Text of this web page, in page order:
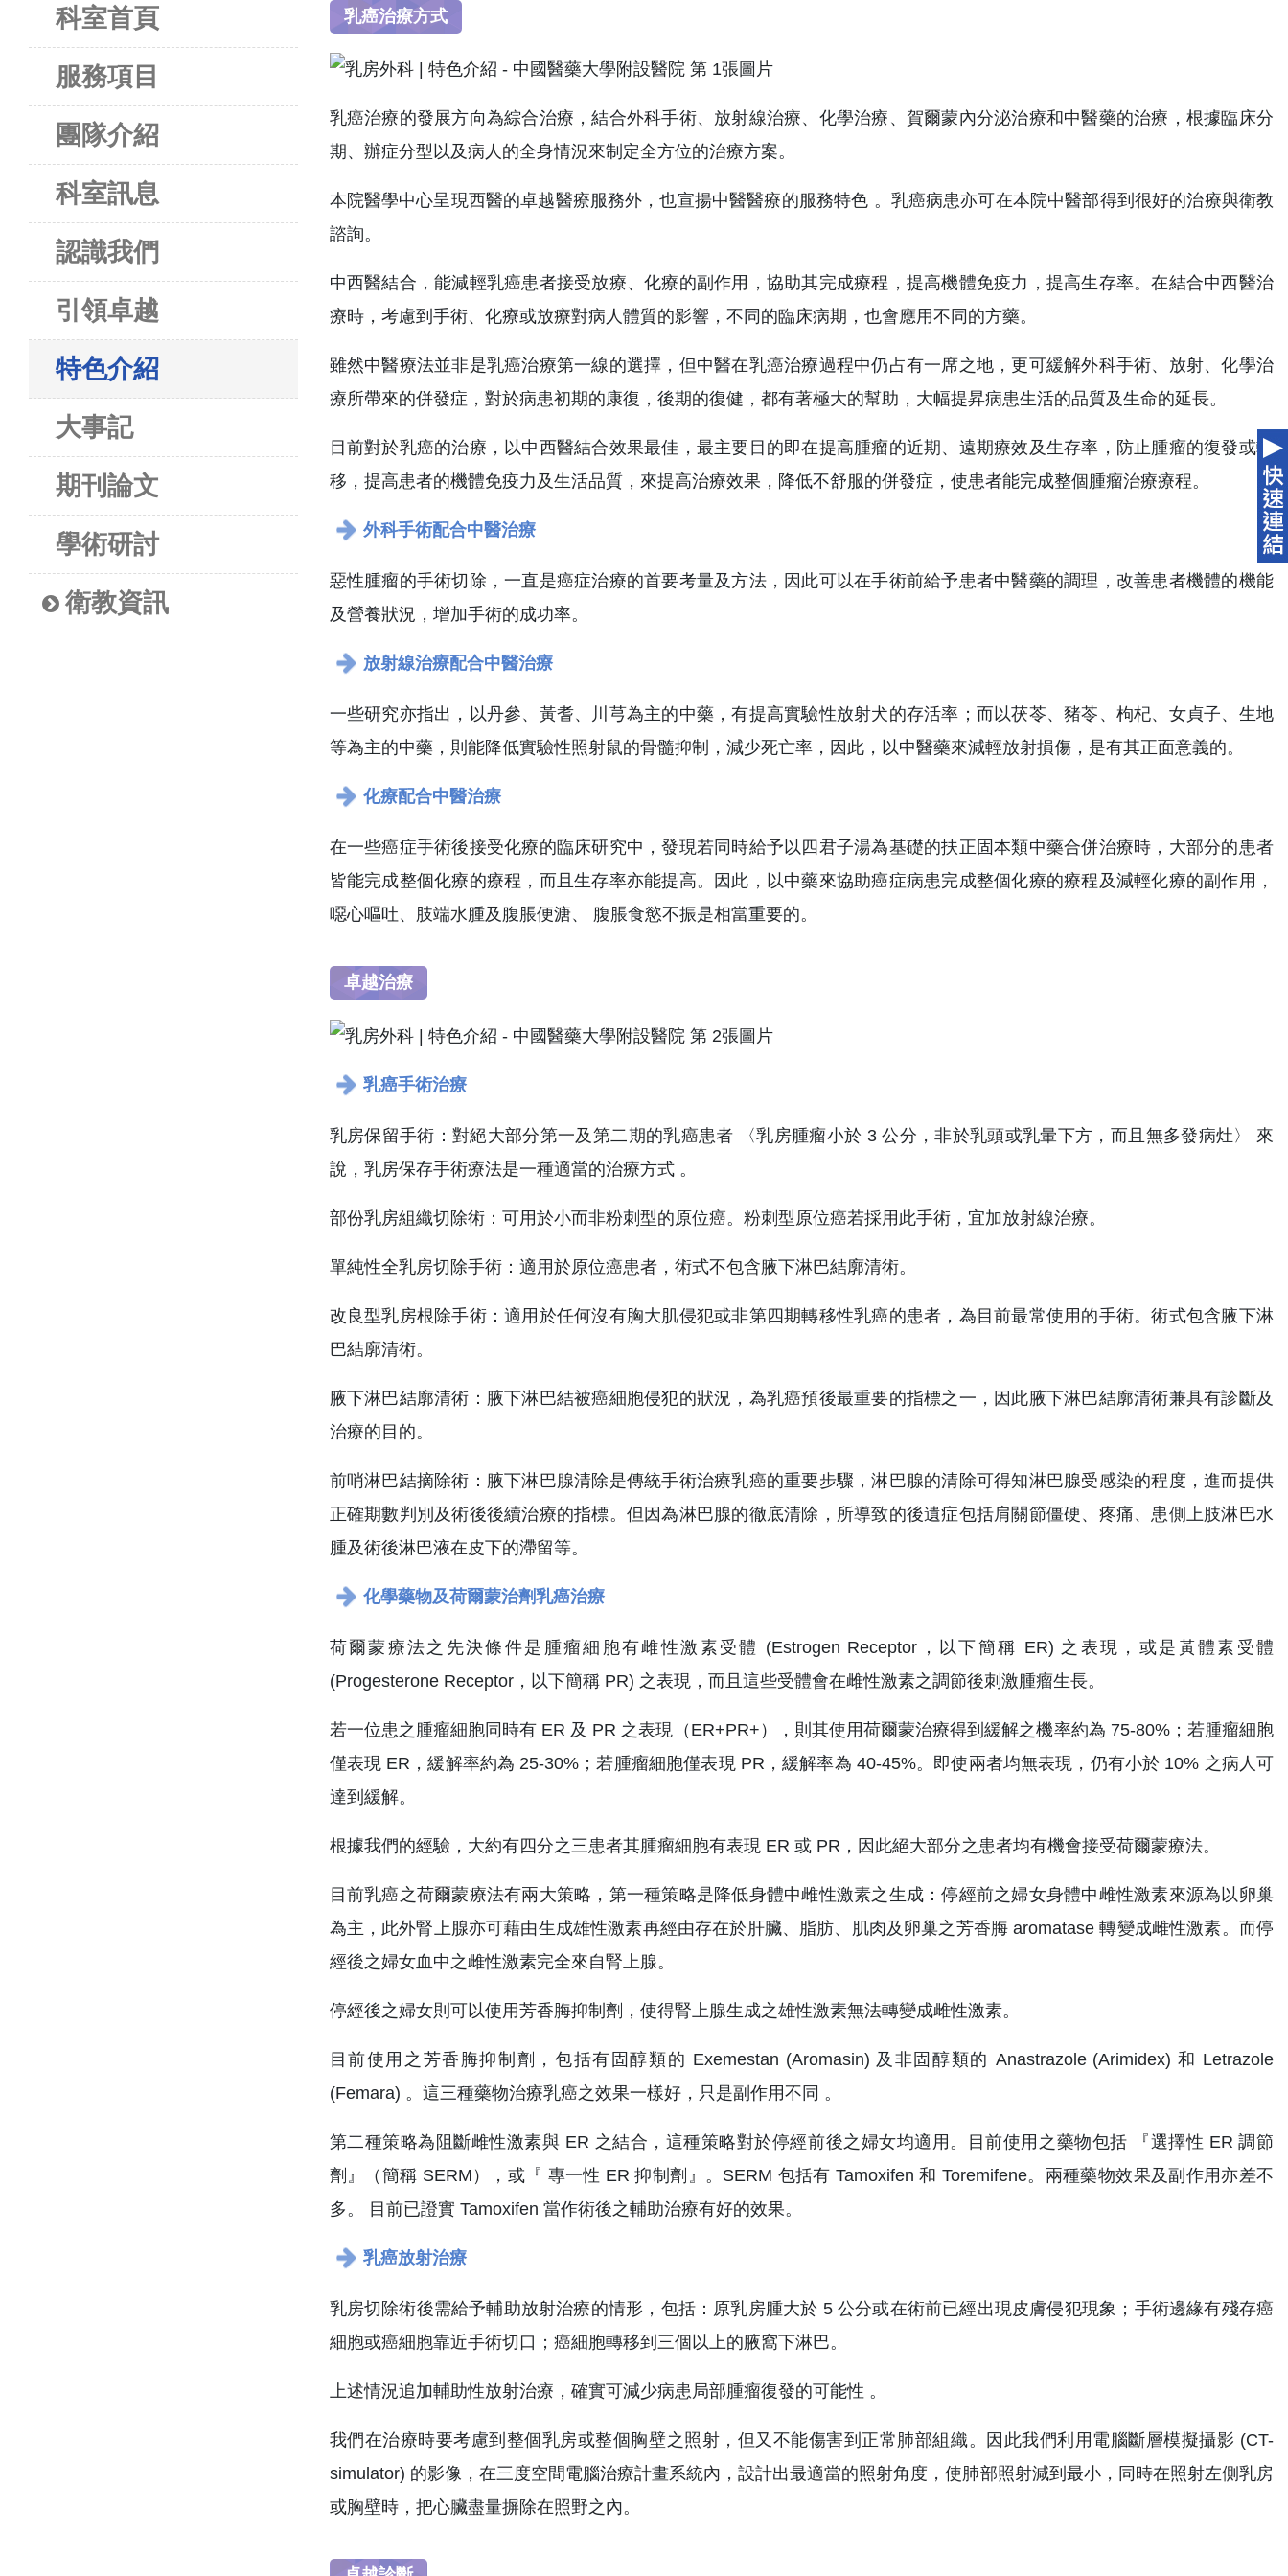
科室首頁
服務項目
團隊介紹
科室訊息
認識我們
引領卓越
特色介紹
大事記
期刊論文
學術研討
衛教資訊
乳癌治療方式
乳癌治療的發展方向為綜合治療，結合外科手術、放射線治療、化學治療、賀爾蒙內分泌治療和中醫藥的治療，根據臨床分
期、辦症分型以及病人的全身情況來制定全方位的治療方案。
本院醫學中心呈現西醫的卓越醫療服務外，也宣揚中醫醫療的服務特色 。乳癌病患亦可在本院中醫部得到很好的治療與衛教
諮詢。
中西醫結合，能減輕乳癌患者接受放療、化療的副作用，協助其完成療程，提高機體免疫力，提高生存率。在結合中西醫治
療時，考慮到手術、化療或放療對病人體質的影響，不同的臨床病期，也會應用不同的方藥。
雖然中醫療法並非是乳癌治療第一線的選擇，但中醫在乳癌治療過程中仍占有一席之地，更可緩解外科手術、放射、化學治
療所帶來的併發症，對於病患初期的康復，後期的復健，都有著極大的幫助，大幅提昇病患生活的品質及生命的延長。
目前對於乳癌的治療，以中西醫結合效果最佳，最主要目的即在提高腫瘤的近期、遠期療效及生存率，防止腫瘤的復發或轉
移，提高患者的機體免疫力及生活品質，來提高治療效果，降低不舒服的併發症，使患者能完成整個腫瘤治療療程。
外科手術配合中醫治療
惡性腫瘤的手術切除，一直是癌症治療的首要考量及方法，因此可以在手術前給予患者中醫藥的調理，改善患者機體的機能
及營養狀況，增加手術的成功率。
放射線治療配合中醫治療
一些研究亦指出，以丹參、黃耆、川芎為主的中藥，有提高實驗性放射犬的存活率；而以茯苓、豬苓、枸杞、女貞子、生地
等為主的中藥，則能降低實驗性照射鼠的骨髓抑制，減少死亡率，因此，以中醫藥來減輕放射損傷，是有其正面意義的。
化療配合中醫治療
在一些癌症手術後接受化療的臨床研究中，發現若同時給予以四君子湯為基礎的扶正固本類中藥合併治療時，大部分的患者
皆能完成整個化療的療程，而且生存率亦能提高。因此，以中藥來協助癌症病患完成整個化療的療程及減輕化療的副作用，
噁心嘔吐、肢端水腫及腹脹便溏、 腹脹食慾不振是相當重要的。
卓越治療
乳癌手術治療
乳房保留手術：對絕大部分第一及第二期的乳癌患者 〈乳房腫瘤小於 3 公分，非於乳頭或乳暈下方，而且無多發病灶〉 來
說，乳房保存手術療法是一種適當的治療方式 。
部份乳房組織切除術：可用於小而非粉刺型的原位癌。粉刺型原位癌若採用此手術，宜加放射線治療。
單純性全乳房切除手術：適用於原位癌患者，術式不包含腋下淋巴結廓清術。
改良型乳房根除手術：適用於任何沒有胸大肌侵犯或非第四期轉移性乳癌的患者，為目前最常使用的手術。術式包含腋下淋
巴結廓清術。
腋下淋巴結廓清術：腋下淋巴結被癌細胞侵犯的狀況，為乳癌預後最重要的指標之一，因此腋下淋巴結廓清術兼具有診斷及
治療的目的。
前哨淋巴結摘除術：腋下淋巴腺清除是傳統手術治療乳癌的重要步驟，淋巴腺的清除可得知淋巴腺受感染的程度，進而提供
正確期數判別及術後後續治療的指標。但因為淋巴腺的徹底清除，所導致的後遺症包括肩關節僵硬、疼痛、患側上肢淋巴水
腫及術後淋巴液在皮下的滯留等。
化學藥物及荷爾蒙治劑乳癌治療
荷爾蒙療法之先決條件是腫瘤細胞有雌性激素受體 (Estrogen Receptor，以下簡稱 ER) 之表現，或是黃體素受體
(Progesterone Receptor，以下簡稱 PR) 之表現，而且這些受體會在雌性激素之調節後刺激腫瘤生長。
若一位患之腫瘤細胞同時有 ER 及 PR 之表現（ER+PR+），則其使用荷爾蒙治療得到緩解之機率約為 75-80%；若腫瘤細胞
僅表現 ER，緩解率約為 25-30%；若腫瘤細胞僅表現 PR，緩解率為 40-45%。即使兩者均無表現，仍有小於 10% 之病人可
達到緩解。
根據我們的經驗，大約有四分之三患者其腫瘤細胞有表現 ER 或 PR，因此絕大部分之患者均有機會接受荷爾蒙療法。
目前乳癌之荷爾蒙療法有兩大策略，第一種策略是降低身體中雌性激素之生成：停經前之婦女身體中雌性激素來源為以卵巢
為主，此外腎上腺亦可藉由生成雄性激素再經由存在於肝臟、脂肪、肌肉及卵巢之芳香脢 aromatase 轉變成雌性激素。而停
經後之婦女血中之雌性激素完全來自腎上腺。
停經後之婦女則可以使用芳香脢抑制劑，使得腎上腺生成之雄性激素無法轉變成雌性激素。
目前使用之芳香脢抑制劑，包括有固醇類的 Exemestan (Aromasin) 及非固醇類的 Anastrazole (Arimidex) 和 Letrazole
(Femara) 。這三種藥物治療乳癌之效果一樣好，只是副作用不同 。
第二種策略為阻斷雌性激素與 ER 之結合，這種策略對於停經前後之婦女均適用。目前使用之藥物包括 『選擇性 ER 調節
劑』（簡稱 SERM），或『 專一性 ER 抑制劑』。SERM 包括有 Tamoxifen 和 Toremifene。兩種藥物效果及副作用亦差不
多。 目前已證實 Tamoxifen 當作術後之輔助治療有好的效果。
乳癌放射治療
乳房切除術後需給予輔助放射治療的情形，包括：原乳房腫大於 5 公分或在術前已經出現皮膚侵犯現象；手術邊緣有殘存癌
細胞或癌細胞靠近手術切口；癌細胞轉移到三個以上的腋窩下淋巴。
上述情況追加輔助性放射治療，確實可減少病患局部腫瘤復發的可能性 。
我們在治療時要考慮到整個乳房或整個胸壁之照射，但又不能傷害到正常肺部組織。因此我們利用電腦斷層模擬攝影 (CT-
simulator) 的影像，在三度空間電腦治療計畫系統內，設計出最適當的照射角度，使肺部照射減到最小，同時在照射左側乳房
或胸壁時，把心臟盡量摒除在照野之內。